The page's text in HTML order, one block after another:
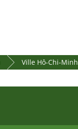
Ville Hô-Chi-Minh